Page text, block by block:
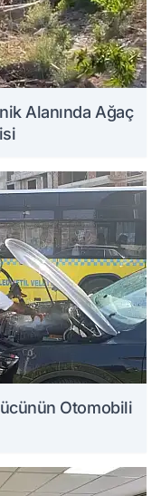
Alanında Ağaç
Otomobili